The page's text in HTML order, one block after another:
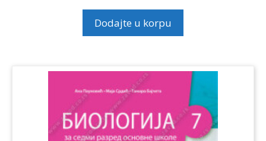
Dodajte u korpu